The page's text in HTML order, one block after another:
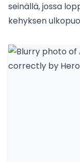
seinällä, jossa
kehyksen